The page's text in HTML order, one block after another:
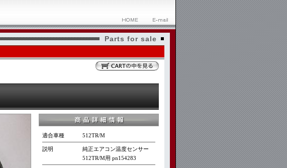
Parts for sale
適合車種 512TR/M
説明
純正エアコン温度センサー
512TR/M用 pn154283